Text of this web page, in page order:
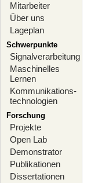
Mitarbeiter
Über uns
Lageplan
Schwerpunkte
Signalverarbeitung
Maschinelles
Lernen
Kommunikations-
technologien
Forschung
Projekte
Open Lab
Demonstrator
Publikationen
Dissertationen